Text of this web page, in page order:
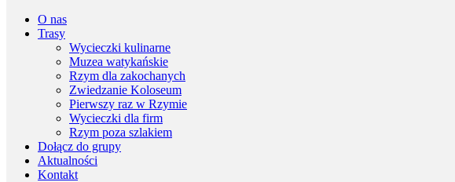
O nas
Trasy
Wycieczki kulinarne
Muzea watykańskie
Rzym dla zakochanych
Zwiedzanie Koloseum
Pierwszy raz w Rzymie
Wycieczki dla firm
Rzym poza szlakiem
Dołącz do grupy
Aktualności
Kontakt